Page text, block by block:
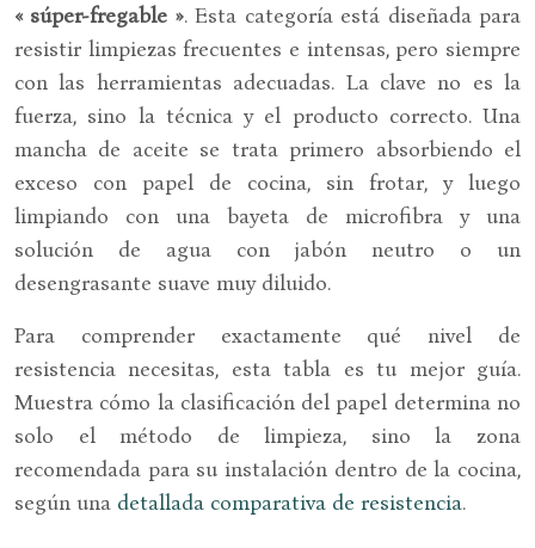
« súper-fregable ». Esta categoría está diseñada para
resistir limpiezas frecuentes e intensas, pero siempre
con las herramientas adecuadas. La clave no es la
fuerza, sino la técnica y el producto correcto. Una
mancha de aceite se trata primero absorbiendo el
exceso con papel de cocina, sin frotar, y luego
limpiando con una bayeta de microfibra y una
solución de agua con jabón neutro o un
desengrasante suave muy diluido.
Para comprender exactamente qué nivel de
resistencia necesitas, esta tabla es tu mejor guía.
Muestra cómo la clasificación del papel determina no
solo el método de limpieza, sino la zona
recomendada para su instalación dentro de la cocina,
según una detallada comparativa de resistencia.